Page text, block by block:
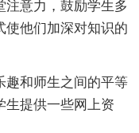
注意力，鼓励学生多
使他们加深对知识的
趣和师生之间的平等
生提供一些网上资